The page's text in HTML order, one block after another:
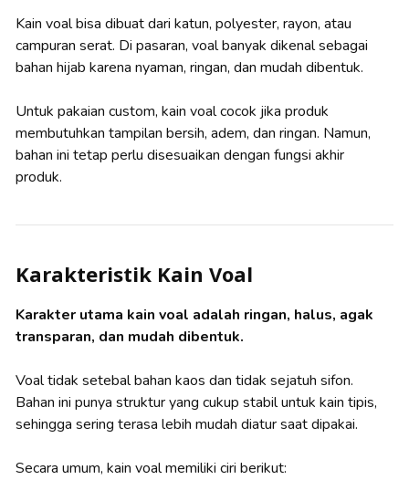
Kain voal bisa dibuat dari katun, polyester, rayon, atau
campuran serat. Di pasaran, voal banyak dikenal sebagai
bahan hijab karena nyaman, ringan, dan mudah dibentuk.
Untuk pakaian custom, kain voal cocok jika produk
membutuhkan tampilan bersih, adem, dan ringan. Namun,
bahan ini tetap perlu disesuaikan dengan fungsi akhir
produk.
Karakteristik Kain Voal
Karakter utama kain voal adalah ringan, halus, agak
transparan, dan mudah dibentuk.
Voal tidak setebal bahan kaos dan tidak sejatuh sifon.
Bahan ini punya struktur yang cukup stabil untuk kain tipis,
sehingga sering terasa lebih mudah diatur saat dipakai.
Secara umum, kain voal memiliki ciri berikut: